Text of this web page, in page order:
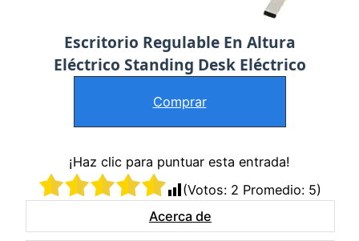
Escritorio Regulable En Altura
Eléctrico Standing Desk Eléctrico
Comprar
¡Haz clic para puntuar esta entrada!
(Votos: 2 Promedio: 5)
Acerca de